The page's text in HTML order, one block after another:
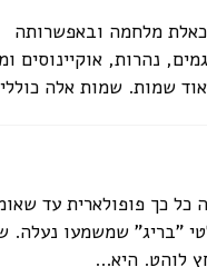
כאלת מלחמה ובאפשרותה
נהרות, אוקיינוסים
שמות. שמות אלה
כל כך פופולארית עד
"בריג" שמשמעו נעלה.